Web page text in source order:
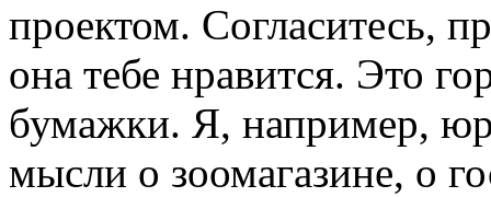
проектом. Согласитесь,
она тебе нравится. Это
бумажки. Я, например,
мысли о зоомагазине, о